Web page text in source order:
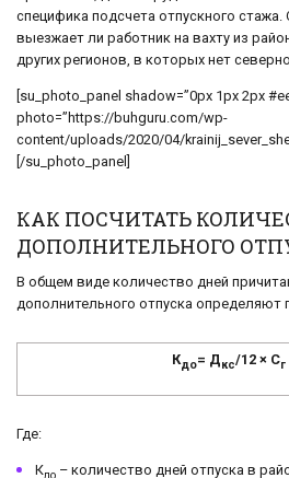
специфика подсчета отпускного стажа.
выезжает ли работник на вахту из
других регионов, в которых нет
[su_photo_panel shadow=”0px 1px 2px
photo=”https://buhguru.com/wp-
content/uploads/2020/04/
[/su_photo_panel]
КАК ПОСЧИТАТЬ
ДОПОЛНИТЕЛЬНОГО
В общем виде количество дней
дополнительного отпуска определяют
Кдо= Дкс/12 × Сг
Где:
Кдо – количество дней отпуска в